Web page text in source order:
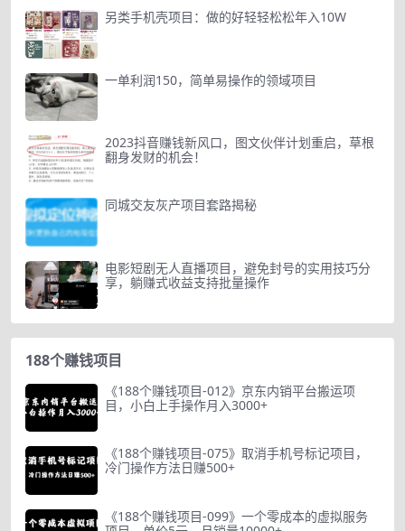
另类手机壳项目：做的好轻轻松松年入10W
一单利润150，简单易操作的领域项目
2023抖音赚钱新风口，图文伙伴计划重启，草根
翻身发财的机会！
同城交友灰产项目套路揭秘
电影短剧无人直播项目，避免封号的实用技巧分
享，躺赚式收益支持批量操作
188个赚钱项目
《188个赚钱项目-012》京东内销平台搬运项
目，小白上手操作月入3000+
《188个赚钱项目-075》取消手机号标记项目，
冷门操作方法日赚500+
《188个赚钱项目-099》一个零成本的虚拟服务